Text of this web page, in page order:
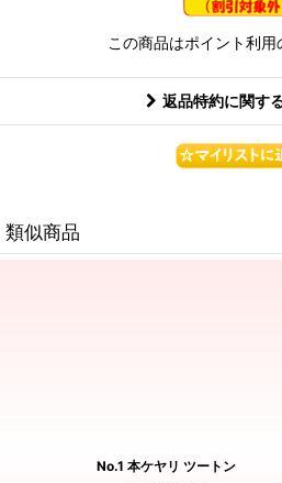
この商品はポイント利用
返品特約に関す
類似商品
No.1 本ケヤリ ツートン